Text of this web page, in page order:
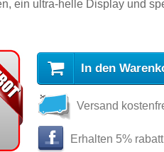
ein ultra-helle Display und
In den
Versand
Erhalten 5% rabatt